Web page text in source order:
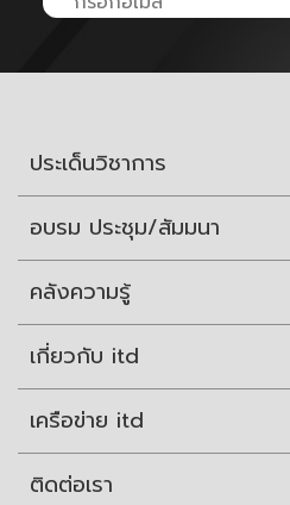
ประเด็นวิชาการ
อบรม ประชุม/สัมมนา
คลังความรู้
เกี่ยวกับ itd
เครือข่าย itd
ติดต่อเรา